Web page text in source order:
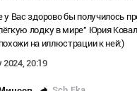
у Вас здорово бы получилось
лодку в мире" Юрия
на иллюстрации к ней:)
2024, 20:19